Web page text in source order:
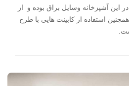
این آشپزخانه وسایل براق بوده و از
استفاده از کابینت هایی با طرح